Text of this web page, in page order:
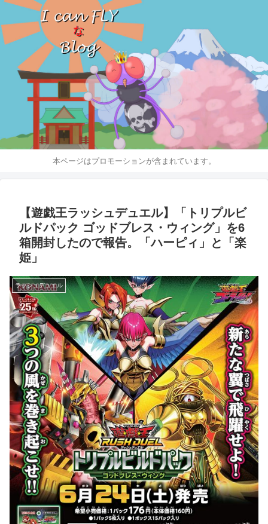
本ページはプロモーションが含まれています。
【遊戯王ラッシュデュエル】「トリプルビ
ルドパック ゴッドブレス・ウィング」を6
箱開封したので報告。「ハーピィ」と「楽
姫」
ラッシュデュエル